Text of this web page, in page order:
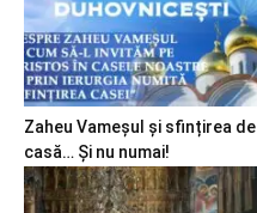
Zaheu Vameșul și sfințirea de
casă… Și nu numai!